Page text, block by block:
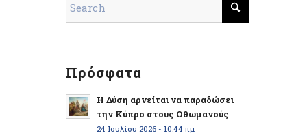
Πρόσφατα
Η Δύση αρνείται να παραδώσει
την Κύπρο στους Οθωμανούς
24 Ιουλίου 2026 - 10:44 πμ